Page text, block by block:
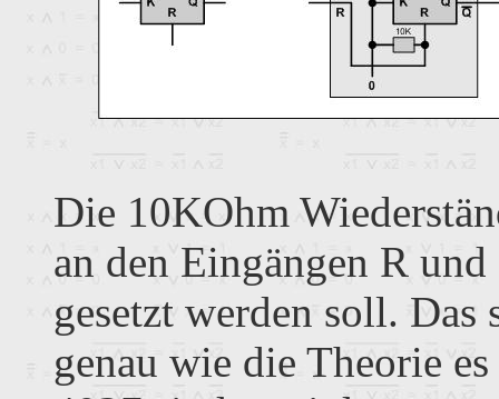
Die 10KOhm
an den Eingängen R
gesetzt werden soll.
genau wie die Theorie